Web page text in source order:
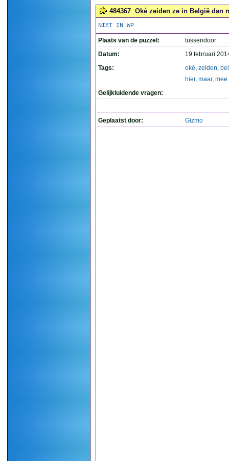
484367 Oké zeiden ze in België dan
NIET IN WP
Plaats van de puzzel:
tussendoor
Datum:
19 februari
Tags:
oké, zeiden,
hier, maar, mee
Gelijkluidende vragen:
Geplaatst door: Gizmo